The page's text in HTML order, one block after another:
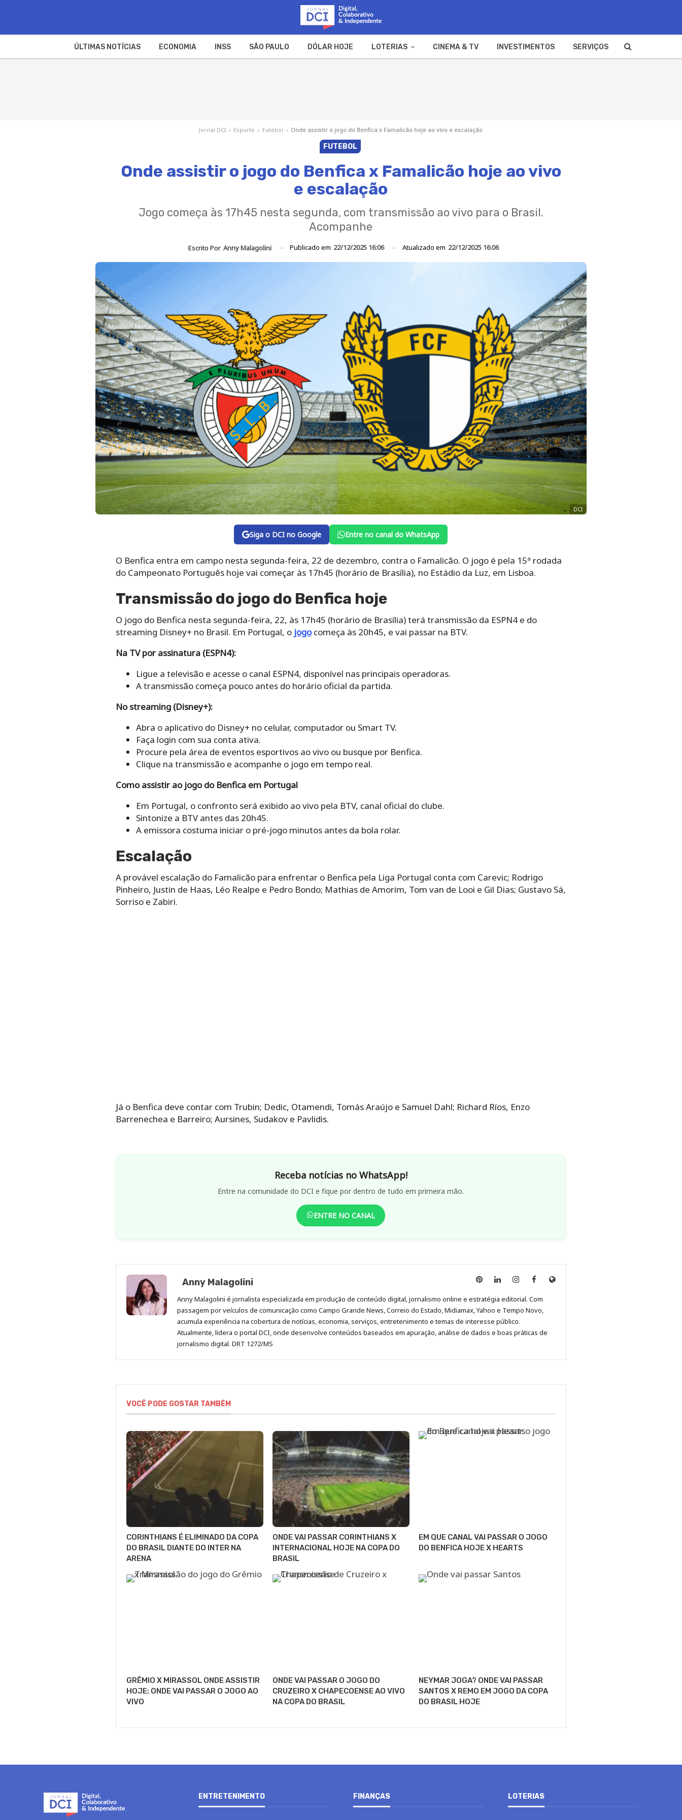
ÚLTIMAS NOTÍCIAS ECONOMIA INSS SÃO PAULO DÓLAR HOJE LOTERIAS CINEMA & TV INVESTIMENTOS SERVIÇOS
Jornal DCI › Esporte › Futebol › Onde assistir o jogo do Benfica x Famalicão hoje ao vivo e escalação
FUTEBOL
Onde assistir o jogo do Benfica x Famalicão hoje ao vivo
e escalação
Jogo começa às 17h45 nesta segunda, com transmissão ao vivo para o Brasil.
Acompanhe
Escrito Por Anny Malagolini Publicado em 22/12/2025 16:06 Atualizado em 22/12/2025 16:06
DCI
Siga o DCI no Google Entre no canal do WhatsApp
O Benfica entra em campo nesta segunda-feira, 22 de dezembro, contra o Famalicão. O jogo é pela 15ª rodada
do Campeonato Português hoje vai começar às 17h45 (horário de Brasília), no Estádio da Luz, em Lisboa.
Transmissão do jogo do Benfica hoje
O jogo do Benfica nesta segunda-feira, 22, às 17h45 (horário de Brasília) terá transmissão da ESPN4 e do
streaming Disney+ no Brasil. Em Portugal, o jogocomeça às 20h45, e vai passar na BTV.
Na TV por assinatura (ESPN4):
Ligue a televisão e acesse o canal ESPN4, disponível nas principais operadoras.
A transmissão começa pouco antes do horário oficial da partida.
No streaming (Disney+):
Abra o aplicativo do Disney+ no celular, computador ou Smart TV.
Faça login com sua conta ativa.
Procure pela área de eventos esportivos ao vivo ou busque por Benfica.
Clique na transmissão e acompanhe o jogo em tempo real.
Como assistir ao jogo do Benfica em Portugal
Em Portugal, o confronto será exibido ao vivo pela BTV, canal oficial do clube.
Sintonize a BTV antes das 20h45.
A emissora costuma iniciar o pré-jogo minutos antes da bola rolar.
Escalação
A provável escalação do Famalicão para enfrentar o Benfica pela Liga Portugal conta com Carevic; Rodrigo
Pinheiro, Justin de Haas, Léo Realpe e Pedro Bondo; Mathias de Amorim, Tom van de Looi e Gil Dias; Gustavo Sá,
Sorriso e Zabiri.
Já o Benfica deve contar com Trubin; Dedic, Otamendi, Tomás Araújo e Samuel Dahl; Richard Ríos, Enzo
Barrenechea e Barreiro; Aursines, Sudakov e Pavlidis.
Receba notícias no WhatsApp!
Entre na comunidade do DCI e fique por dentro de tudo em primeira mão.
ENTRE NO CANAL
Anny Malagolini
Anny
no
Pinterest
Anny
no
LinkedIn
Anny
no
Instagram
Anny
no
Facebook
Site
Anny Malagolini é jornalista especializada em produção de conteúdo digital, jornalismo online e estratégia editorial. Com
passagem por veículos de comunicação como Campo Grande News, Correio do Estado, Midiamax, Yahoo e Tempo Novo,
acumula experiência na cobertura de notícias, economia, serviços, entretenimento e temas de interesse público.
Atualmente, lidera o portal DCI, onde desenvolve conteúdos baseados em apuração, análise de dados e boas práticas de
jornalismo digital. DRT 1272/MS
VOCÊ PODE GOSTAR TAMBÉM
CORINTHIANS É ELIMINADO DA COPA
DO BRASIL DIANTE DO INTER NA
ARENA
ONDE VAI PASSAR CORINTHIANS X
INTERNACIONAL HOJE NA COPA DO
BRASIL
EM QUE CANAL VAI PASSAR O JOGO
DO BENFICA HOJE X HEARTS
GRÊMIO X MIRASSOL ONDE ASSISTIR
HOJE: ONDE VAI PASSAR O JOGO AO
VIVO
ONDE VAI PASSAR O JOGO DO
CRUZEIRO X CHAPECOENSE AO VIVO
NA COPA DO BRASIL
NEYMAR JOGA? ONDE VAI PASSAR
SANTOS X REMO EM JOGO DA COPA
DO BRASIL HOJE
ENTRETENIMENTO FINANÇAS LOTERIAS